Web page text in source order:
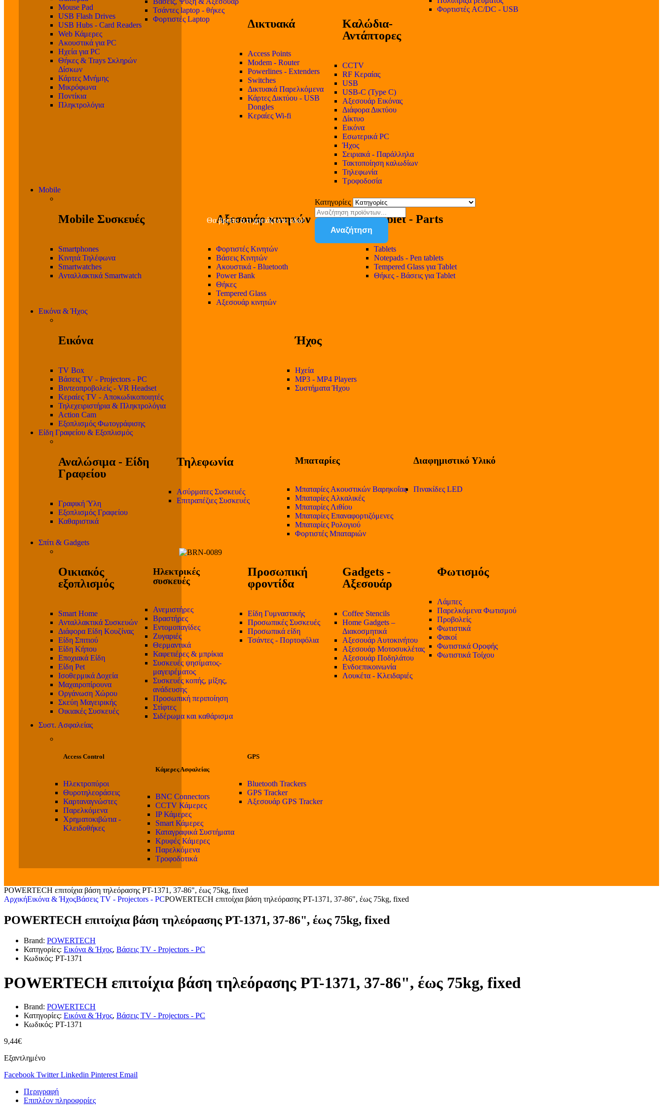
Mouse Pad
USB Flash Drives
USB Hubs - Card Readers
Web Κάμερες
Ακουστικά για PC
Ηχεία για PC
Θήκες & Trays Σκληρών
Δίσκων
Κάρτες Μνήμης
Μικρόφωνα
Ποντίκια
Πληκτρολόγια
Τσάντες laptop - θήκες
Φορτιστές Laptop
Δικτυακά
Access Points
Modem - Router
Powerlines - Extenders
Switches
Δικτυακά Παρελκόμενα
Κάρτες Δικτύου - USB
Dongles
Κεραίες Wi-fi
Καλώδια-
Αντάπτορες
CCTV
RF Κεραίας
USB
USB-C (Type C)
Αξεσουάρ Εικόνας
Διάφορα Δικτύου
Δίκτυο
Εικόνα
Εσωτερικά PC
Ήχος
Σειριακά - Παράλληλα
Τακτοποίηση καλωδίων
Τηλεφωνία
Τροφοδοσία
Φορτιστές AC/DC - USB
Mobile
Mobile Συσκευές
Smartphones
Κινητά Τηλέφωνα
Smartwatches
Ανταλλακτικά Smartwatch
Αξεσουάρ κινητών
Φορτιστές Κινητών
Βάσεις Κινητών
Ακουστικά - Bluetooth
Power Bank
Θήκες
Tempered Glass
Αξεσουάρ κινητών
Tablet - Parts
Tablets
Notepads - Pen tablets
Tempered Glass για Tablet
Θήκες - Βάσεις για Tablet
Εικόνα & Ήχος
Εικόνα
TV Box
Βάσεις TV - Projectors - PC
Βιντεοπροβολείς - VR Headset
Κεραίες TV - Αποκωδικοποιητές
Τηλεχειριστήρια & Πληκτρολόγια
Action Cam
Εξοπλισμός Φωτογράφισης
Ήχος
Ηχεία
MP3 - MP4 Players
Συστήματα Ήχου
Είδη Γραφείου & Εξοπλισμός
Αναλώσιμα - Είδη
Γραφείου
Γραφική Ύλη
Εξοπλισμός Γραφείου
Καθαριστικά
Τηλεφωνία
Ασύρματες Συσκευές
Επιτραπέζιες Συσκευές
Μπαταρίες
Μπαταρίες Ακουστικών Βαρηκοΐας
Μπαταρίες Αλκαλικές
Μπαταρίες Λιθίου
Μπαταρίες Επαναφορτιζόμενες
Μπαταρίες Ρολογιού
Φορτιστές Μπαταριών
Διαφημιστικό Υλικό
Πινακίδες LED
Σπίτι & Gadgets
Οικιακός
εξοπλισμός
Smart Home
Ανταλλακτικά Συσκευών
Διάφορα Είδη Κουζίνας
Είδη Σπιτιού
Είδη Κήπου
Εποχιακά Είδη
Είδη Pet
Ισοθερμικά Δοχεία
Μαχαιροπίρουνα
Οργάνωση Χώρου
Σκεύη Μαγειρικής
Οικιακές Συσκευές
Ηλεκτρικές
συσκευές
Ανεμιστήρες
Βραστήρες
Εντομοπαγίδες
Ζυγαριές
Θερμαντικά
Καφετιέρες & μπρίκια
Συσκευές ψησίματος-
μαγειρέματος
Συσκευές κοπής, μίξης,
ανάδευσης
Προσωπική περιποίηση
Στίφτες
Σιδέρωμα και καθάρισμα
Προσωπική
φροντίδα
Είδη Γυμναστικής
Προσωπικές Συσκευές
Προσωπικά είδη
Τσάντες - Πορτοφόλια
Gadgets -
Αξεσουάρ
Coffee Stencils
Home Gadgets –
Διακοσμητικά
Αξεσουάρ Αυτοκινήτου
Αξεσουάρ Μοτοσυκλέτας
Αξεσουάρ Ποδηλάτου
Ενδοεπικοινωνία
Λουκέτα - Κλειδαριές
Φωτισμός
Λάμπες
Παρελκόμενα Φωτισμού
Προβολείς
Φωτιστικά
Φακοί
Φωτιστικά Οροφής
Φωτιστικά Τοίχου
Συστ. Ασφαλείας
Access Control
Ηλεκτροπύροι
Θυροτηλεοράσεις
Καρταναγνώστες
Παρελκόμενα
Χρηματοκιβώτια -
Κλειδοθήκες
Κάμερες Ασφαλείας
BNC Connectors
CCTV Κάμερες
IP Κάμερες
Smart Κάμερες
Καταγραφικά Συστήματα
Κρυφές Κάμερες
Παρελκόμενα
Τροφοδοτικά
GPS
Bluetooth Trackers
GPS Tracker
Αξεσουάρ GPS Tracker
Θα βρείτε ό,τι χρειάζεστε εδώ!
Κατηγορίες
Αναζήτηση
POWERTECH επιτοίχια βάση τηλεόρασης PT-1371, 37-86", έως 75kg, fixed
ΑρχικήΕικόνα & ΉχοςΒάσεις TV - Projectors - PCPOWERTECH επιτοίχια βάση τηλεόρασης PT-1371, 37-86", έως 75kg, fixed
POWERTECH επιτοίχια βάση τηλεόρασης PT-1371, 37-86", έως 75kg, fixed
Brand: POWERTECH
Κατηγορίες: Εικόνα & Ήχος, Βάσεις TV - Projectors - PC
Κωδικός: PT-1371
POWERTECH επιτοίχια βάση τηλεόρασης PT-1371, 37-86", έως 75kg, fixed
Brand: POWERTECH
Κατηγορίες: Εικόνα & Ήχος, Βάσεις TV - Projectors - PC
Κωδικός: PT-1371
9,44€
Εξαντλημένο
Facebook Twitter Linkedin Pinterest Email
Περιγραφή
Επιπλέον πληροφορίες